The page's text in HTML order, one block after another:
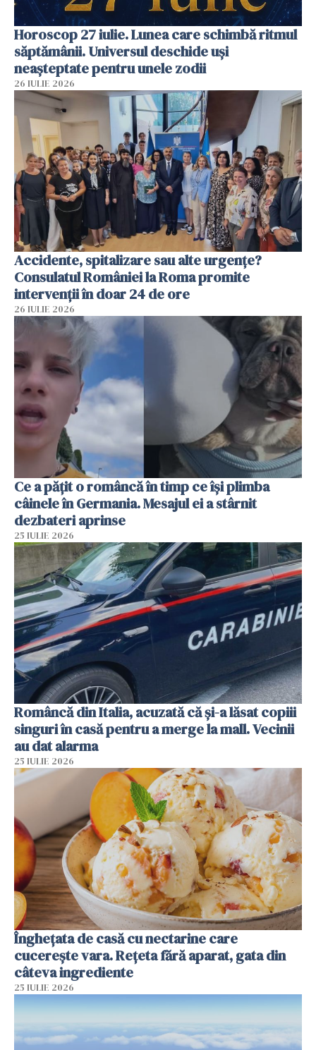
Horoscop 27 iulie. Lunea care schimbă ritmul
săptămânii. Universul deschide uși
neașteptate pentru unele zodii
26 IULIE 2026
Accidente, spitalizare sau alte urgențe?
Consulatul României la Roma promite
intervenții în doar 24 de ore
26 IULIE 2026
Ce a pățit o româncă în timp ce își plimba
câinele în Germania. Mesajul ei a stârnit
dezbateri aprinse
25 IULIE 2026
Româncă din Italia, acuzată că și-a lăsat copiii
singuri în casă pentru a merge la mall. Vecinii
au dat alarma
25 IULIE 2026
Înghețata de casă cu nectarine care
cucerește vara. Rețeta fără aparat, gata din
câteva ingrediente
25 IULIE 2026